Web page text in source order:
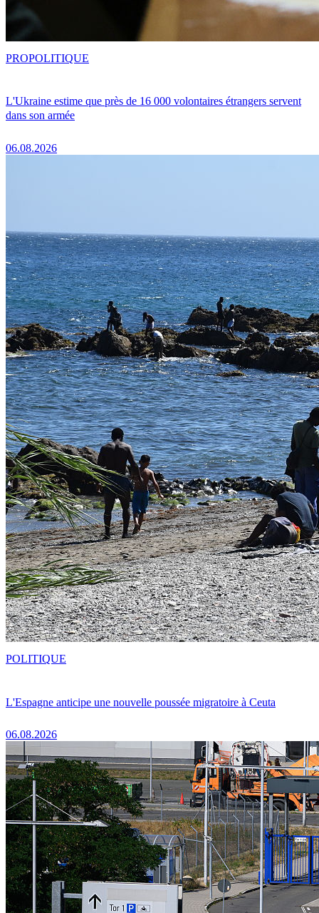
L'Ukraine estime que près de 16 000 volontaires étrangers servent
dans son armée
06.08.2026
PROPOLITIQUE
L'Espagne anticipe une nouvelle poussée migratoire à Ceuta
06.08.2026
POLITIQUE